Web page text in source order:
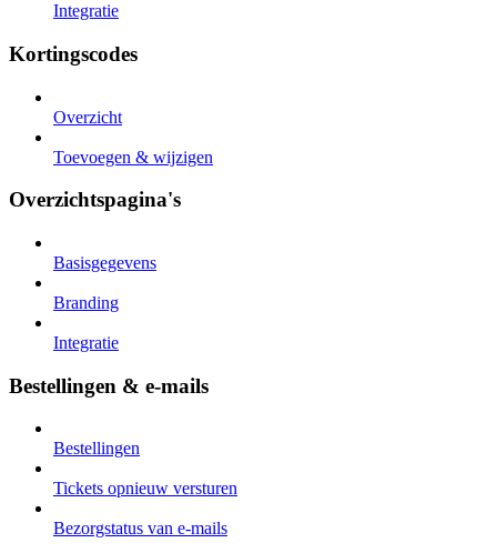
Integratie
Kortingscodes
Overzicht
Toevoegen & wijzigen
Overzichtspagina's
Basisgegevens
Branding
Integratie
Bestellingen & e-mails
Bestellingen
Tickets opnieuw versturen
Bezorgstatus van e-mails